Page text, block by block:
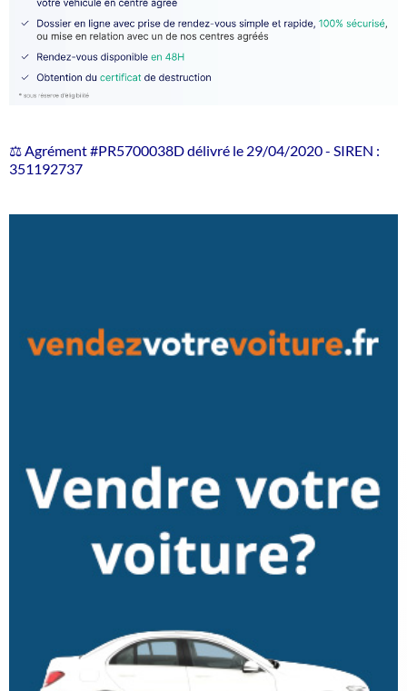
⚖️ Agrément #PR5700038D délivré le 29/04/2020 - SIREN :
351192737